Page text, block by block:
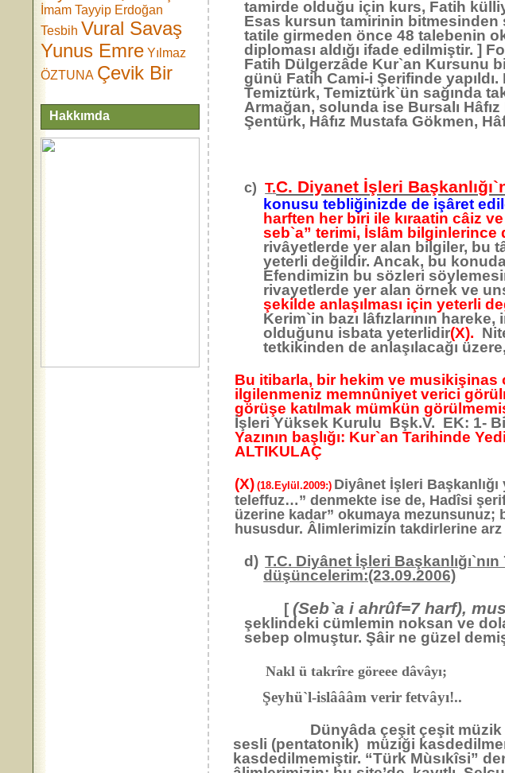
İmam Tayyip Erdoğan
Tesbih Vural Savaş
Yunus Emre Yılmaz
ÖZTUNA Çevik Bir
Hakkımda
tamirde olduğu için kurs, Fatih
Esas kursun tamirinin bitmesinden
tatile girmeden önce 48 talebenin
diploması aldığı ifade edilmiştir. ]
Fatih Dülgerzâde Kur`an Kursunu
günü Fatih Cami-i Şerifinde
Temiztürk, Temiztürk`ün sağında
Armağan, solunda ise Bursalı
Şentürk, Hâfız Mustafa Gökmen,
c) T.C. Diyanet İşleri
konusu tebliğinizde de işâret
harften her biri ile kıraatin câiz
seb`a” terimi, İslâm bilginlerince
rivâyetlerde yer alan bilgiler, bu
yeterli değildir. Ancak, bu
Efendimizin bu sözleri
rivayetlerde yer alan örnek ve
şekilde anlaşılması için yeterli
Kerim`in bazı lâfızlarının
olduğunu isbata yeterlidir(X).
tetkikinden de anlaşılacağı
Bu itibarla, bir hekim ve musikişinas
ilgilenmeniz memnûniyet verici
görüşe katılmak mümkün
İşleri Yüksek Kurulu Bşk.V. EK: 1-
Yazının başlığı: Kur`an Tarihinde
ALTIKULAÇ
(X) (18.Eylül.2009:) Diyânet İşleri Başkanlığı
teleffuz…” denmekte ise de, Hadîsi
üzerine kadar” okumaya
hususdur. Âlimlerimizin takdirlerine
d) T.C. Diyânet İşleri Başkanlığı`nın
düşüncelerim:(23.09.2006)
[(Seb`a i ahrûf=7 harf),
şeklindeki cümlemin noksan ve
sebep olmuştur. Şâir ne güzel
Nakl ü takrîre göreee dâvâyı;
Şeyhü`l-islâââm verir fetvâyı!..
Dünyâda çeşit çeşit müzik
sesli (pentatonik) müziği
kasdedilmemiştir. “Türk Mùsıkîsi”